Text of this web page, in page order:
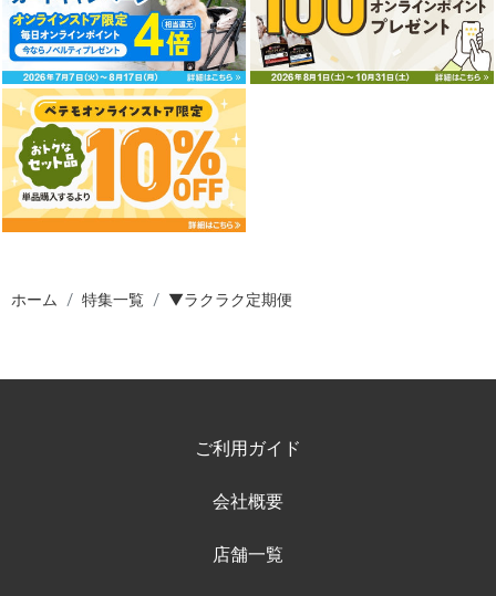
ホーム 特集一覧 ▼ラクラク定期便
ご利用ガイド
会社概要
店舗一覧